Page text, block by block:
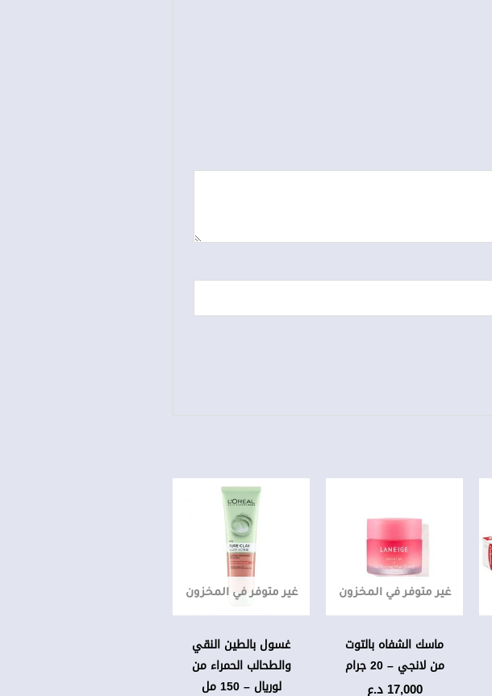
غير متوفر في المخزون
ماسك الشفاه بالتوت
من لانجي – 20 جرام
17,000 د.ع
غير متوفر في المخزون
غسول بالطين النقي
والطحالب الحمراء من
لوريال – 150 مل